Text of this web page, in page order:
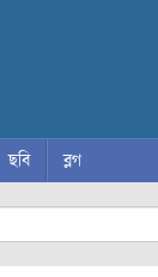
ছবি ব্লগ